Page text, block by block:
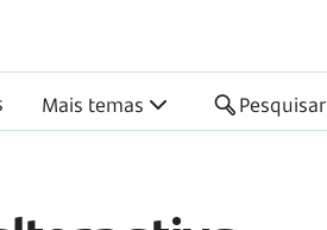
Mais temas Pesquisar